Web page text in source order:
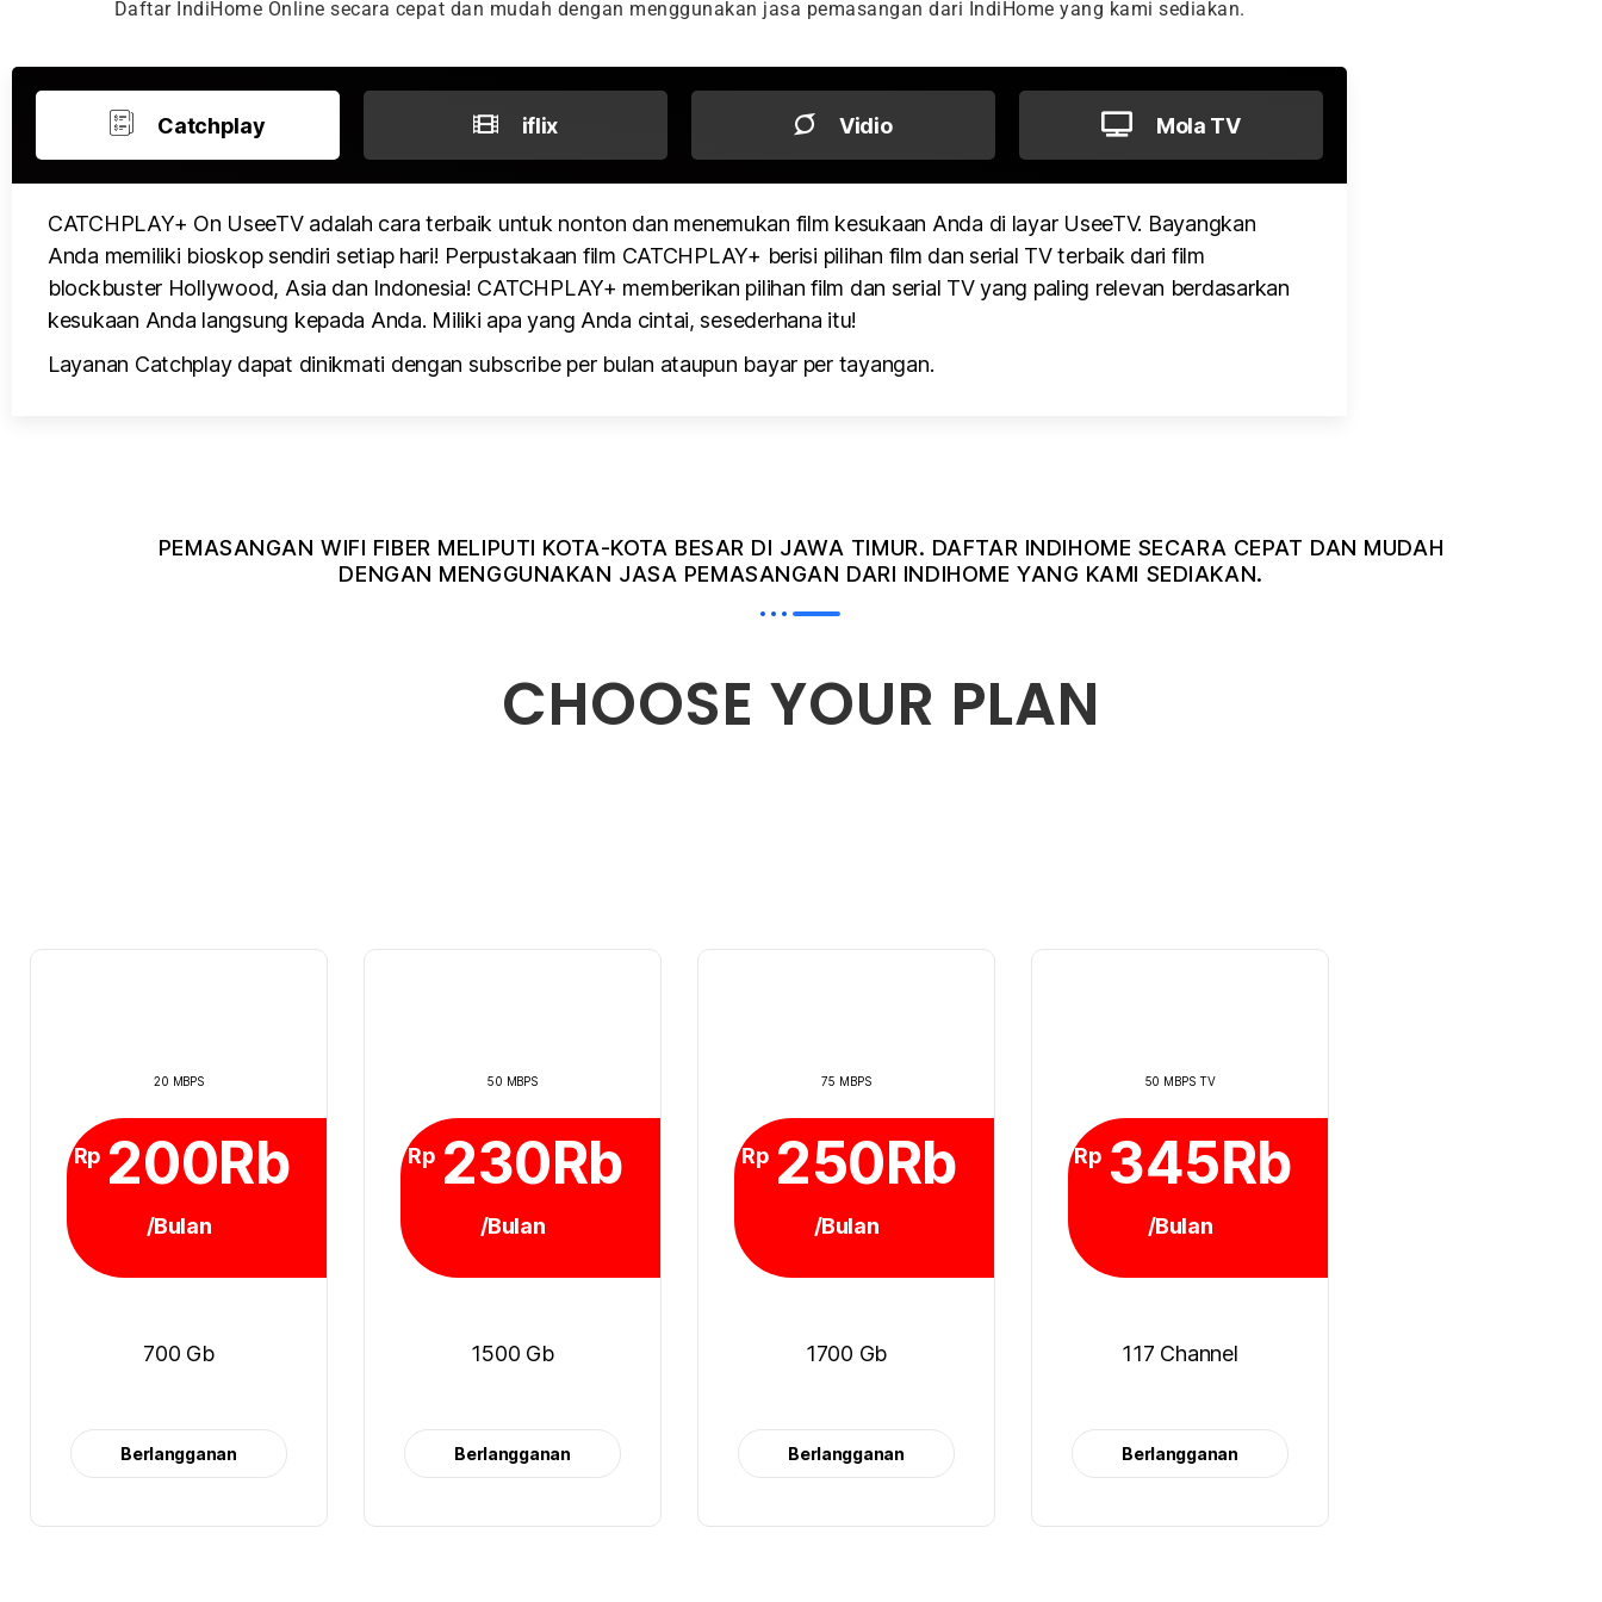
Daftar IndiHome Online secara cepat dan mudah dengan menggunakan jasa pemasangan dari IndiHome yang kami sediakan.
Catchplay iflix Vidio Mola TV
CATCHPLAY+ On UseeTV adalah cara terbaik untuk nonton dan menemukan film kesukaan Anda di layar UseeTV. Bayangkan
Anda memiliki bioskop sendiri setiap hari! Perpustakaan film CATCHPLAY+ berisi pilihan film dan serial TV terbaik dari film
blockbuster Hollywood, Asia dan Indonesia! CATCHPLAY+ memberikan pilihan film dan serial TV yang paling relevan berdasarkan
kesukaan Anda langsung kepada Anda. Miliki apa yang Anda cintai, sesederhana itu!
Layanan Catchplay dapat dinikmati dengan subscribe per bulan ataupun bayar per tayangan.
PEMASANGAN WIFI FIBER MELIPUTI KOTA-KOTA BESAR DI JAWA TIMUR. DAFTAR INDIHOME SECARA CEPAT DAN MUDAH
DENGAN MENGGUNAKAN JASA PEMASANGAN DARI INDIHOME YANG KAMI SEDIAKAN.
CHOOSE YOUR PLAN
20 MBPS
Rp 200Rb
/Bulan
700 Gb
Berlangganan
50 MBPS
Rp 230Rb
/Bulan
1500 Gb
Berlangganan
75 MBPS
Rp 250Rb
/Bulan
1700 Gb
Berlangganan
50 MBPS TV
Rp 345Rb
/Bulan
117 Channel
Berlangganan